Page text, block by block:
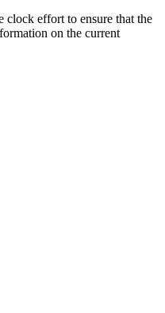
clock effort to ensure that the
on the current